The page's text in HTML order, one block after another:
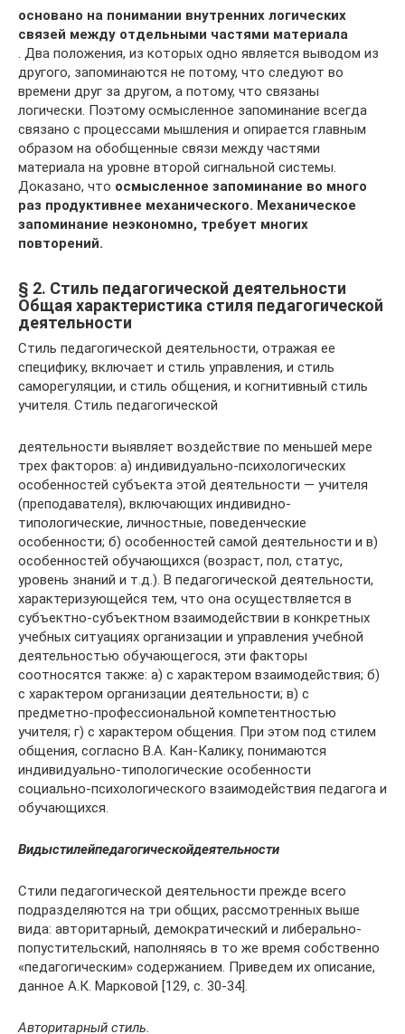
основано на понимании внутрен­них логических
связей между отдельными частями материала
. Два положения, из которых одно является выводом из
другого, запоминаются не потому, что сле­дуют во
времени друг за другом, а потому, что связаны
логически. Поэтому ос­мысленное запоминание всегда
связано с процессами мышления и опирается глав­ным
образом на обобщенные связи между частями
материала на уровне второй сигнальной системы.
Доказано, что осмысленное запоминание во много
раз продуктивнее механи­ческого. Механическое
запоминание неэкономно, требует многих
повторений.
§ 2. Стиль педагогической деятельности
Общая характеристика стиля педагогической
деятельности
Стиль педагогической деятельности, отражая ее
специфику, включает и стиль управления, и стиль
саморегуляции, и стиль общения, и когнитивный стиль
учителя. Стиль педагогической
деятельности выявляет воздействие по меньшей мере
трех факторов: а) индивидуально-психологических
особенностей субъекта этой деятельности — учителя
(преподавателя), включающих индивидно-
типологические, личностные, поведенческие
особенности; б) особенностей самой деятельности и в)
особенностей обучающихся (возраст, пол, статус,
уровень знаний и т.д.). В педагогической деятельности,
характеризующейся тем, что она осуществляется в
субъектно-субъектном взаимодействии в конкретных
учебных ситуациях организации и управления учебной
деятельностью обучающегося, эти факторы
соотносятся также: а) с характером взаимодействия; б)
с характером организации деятельности; в) с
предметно-профессиональной компетентностью
учителя; г) с характером общения. При этом под стилем
общения, согласно В.А. Кан-Калику, понимаются
индивидуально-типологические особенности
социально-психологического взаимодействия педагога и
обучающихся.
Видыстилейпедагогическойдеятельности
Стили педагогической деятельности прежде всего
подразделяются на три общих, рассмотренных выше
вида: авторитарный, демократический и либерально-
попустительский, наполняясь в то же время собственно
«педагогическим» содержанием. Приведем их описание,
данное А.К. Марковой [129, с. 30-34].
Авторитарный стиль.